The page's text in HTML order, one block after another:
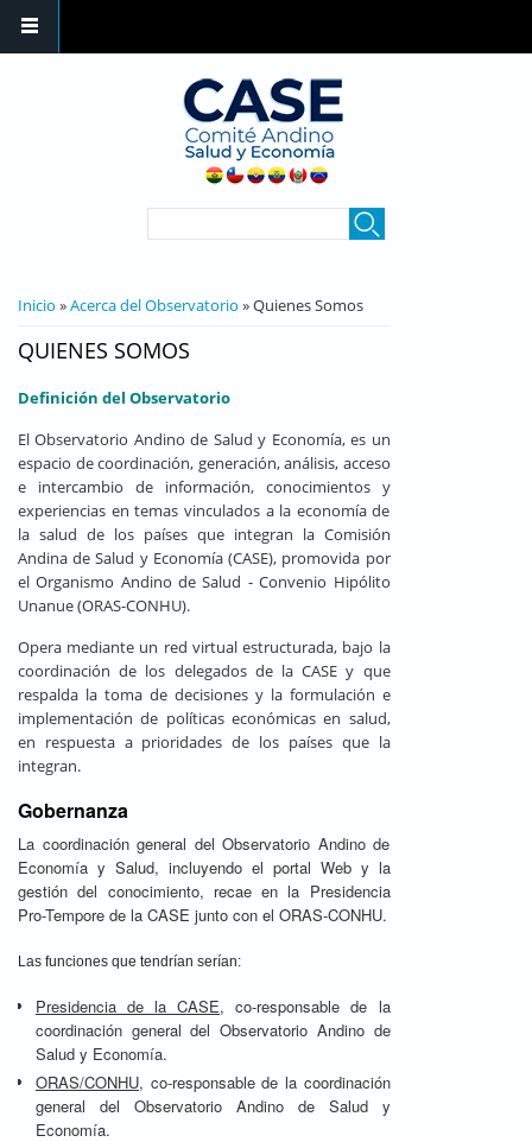
BÚSQUEDA
SE ENCUENTRA USTED AQUÍ
Inicio »Acerca del Observatorio » Quienes Somos
QUIENES SOMOS
Definición del Observatorio
El Observatorio Andino de Salud y Economía, es un
espacio de coordinación, generación, análisis, acceso
e intercambio de información, conocimientos y
experiencias en temas vinculados a la economía de
la salud de los países que integran la Comisión
Andina de Salud y Economía (CASE), promovida por
el Organismo Andino de Salud - Convenio Hipólito
Unanue (ORAS-CONHU).
Opera mediante un red virtual estructurada, bajo la
coordinación de los delegados de la CASE y que
respalda la toma de decisiones y la formulación e
implementación de políticas económicas en salud,
en respuesta a prioridades de los países que la
integran.
Gobernanza
La coordinación general del Observatorio Andino de
Economía y Salud, incluyendo el portal Web y la
gestión del conocimiento, recae en la Presidencia
Pro-Tempore de la CASE junto con el ORAS-CONHU.
Las funciones que tendrían serían:
Presidencia de la CASE, co-responsable de la
coordinación general del Observatorio Andino de
Salud y Economía.
ORAS/CONHU, co-responsable de la coordinación
general del Observatorio Andino de Salud y
Economía.